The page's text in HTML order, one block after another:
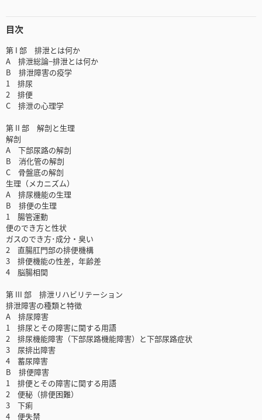
目次
第 I 部 排泄とは何か
A 排泄総論−排泄とは何か
B 排泄障害の疫学
1 排尿
2 排便
C 排泄の心理学
第 II 部 解剖と生理
解剖
A 下部尿路の解剖
B 消化管の解剖
C 骨盤底の解剖
生理（メカニズム）
A 排尿機能の生理
B 排便の生理
1 腸管運動
便のでき方と性状
ガスのでき方･成分・臭い
2 直腸肛門部の排便機構
3 排便機能の性差，年齢差
4 脳腸相関
第 III 部 排泄リハビリテーション
排泄障害の種類と特徴
A 排尿障害
1 排尿とその障害に関する用語
2 排尿機能障害（下部尿路機能障害）と下部尿路症状
3 尿排出障害
4 蓄尿障害
B 排便障害
1 排便とその障害に関する用語
2 便秘（排便困難）
3 下痢
4 便失禁